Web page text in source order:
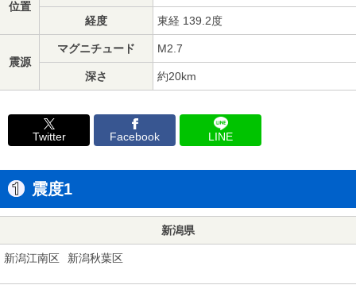
位置
経度 東経 139.2度
震源
マグニチュード M2.7
深さ 約20km
Twitter Facebook LINE
震度1
新潟県
新潟江南区 新潟秋葉区